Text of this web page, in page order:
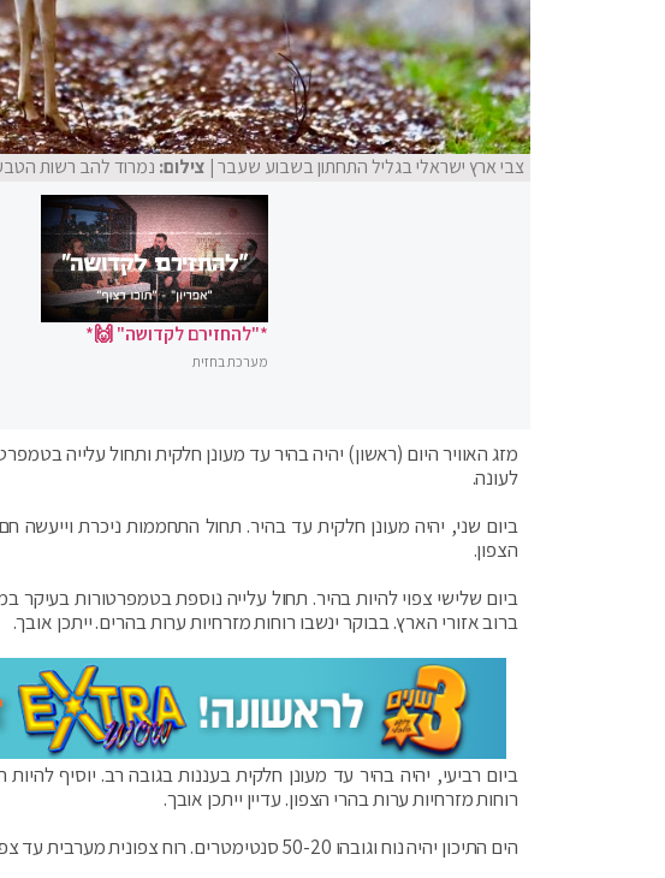
צבי ארץ ישראלי בגליל התחתון בשבוע שעבר| צילום: נמרוד להב רשות
*"להחזירם לקדושה" 🙌*
מערכת בחזית
מזג האוויר היום (ראשון) יהיה בהיר עד מעונן חלקית ותחול עלייה
לעונה.
ביום שני, יהיה מעונן חלקית עד בהיר. תחול התחממות ניכרת וייעשה
הצפון.
ביום שלישי צפוי להיות בהיר. תחול עלייה נוספת בטמפרטורות בעיקר
ברוב אזורי הארץ. בבוקר ינשבו רוחות מזרחיות ערות בהרים. ייתכן אובך.
ביום רביעי, יהיה בהיר עד מעונן חלקית בעננות בגובה רב. יוסיף
רוחות מזרחיות ערות בהרי הצפון. עדיין ייתכן אובך.
הים התיכון יהיה נוח וגובהו 50-20 סנטימטרים. רוח צפונית מערבית עד צפונית מזרחית תנשב במהירות 32-10 קמ"ש.